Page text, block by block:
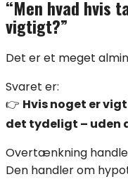
“Men hvad hvis
vigtigt?”
Det er et meget
Svaret er:
👉 Hvis noget er
det tydeligt – uden
Overtænkning
Den handler om